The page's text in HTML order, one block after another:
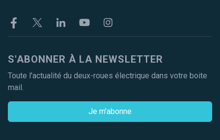
FacebookTwitter LinkekinYoutubeInstagram
S'ABONNER À LA NEWSLETTER
Toute l'actualité du deux-roues électrique dans votre boite
mail.
Je m'abonne